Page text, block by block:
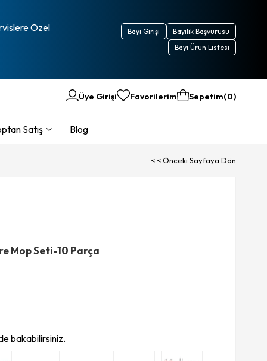
Özel
Bayilik Başvurusu
Bayi Girişi
Bayi Ürün Listesi
Üye Girişi Favorilerim Sepetim 0
Satış Blog
< < Önceki Sayfaya Dön
Mop Seti-10 Parça
bakabilirsiniz.